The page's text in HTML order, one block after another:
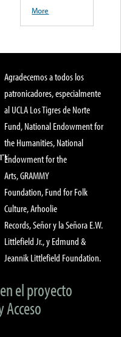
More
Agradecemos a todos los
patronicadores, especialmente
al UCLA Los Tigres de Norte
Fund, National Endowment for
the Humanities, National
Endowment for the
Arts, GRAMMY
Foundation, Fund for Folk
Culture, Arhoolie
Records, Señor y la Señora E.W.
Littlefield Jr., y Edmund &
Jeannik Littlefield Foundation.
el proyecto
Acceso